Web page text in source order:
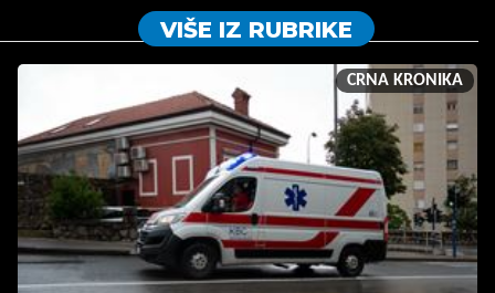
VIŠE IZ RUBRIKE
CRNA KRONIKA